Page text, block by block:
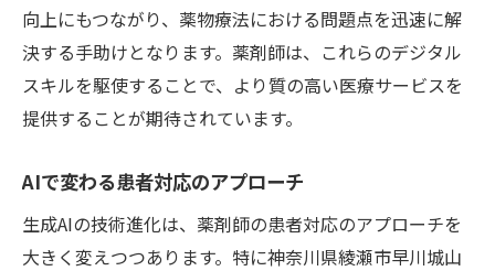
向上にもつながり、薬物療法における問題点を迅速に解
決する手助けとなります。薬剤師は、これらのデジタル
スキルを駆使することで、より質の高い医療サービスを
提供することが期待されています。
AIで変わる患者対応のアプローチ
生成AIの技術進化は、薬剤師の患者対応のアプローチを
大きく変えつつあります。特に神奈川県綾瀬市早川城山